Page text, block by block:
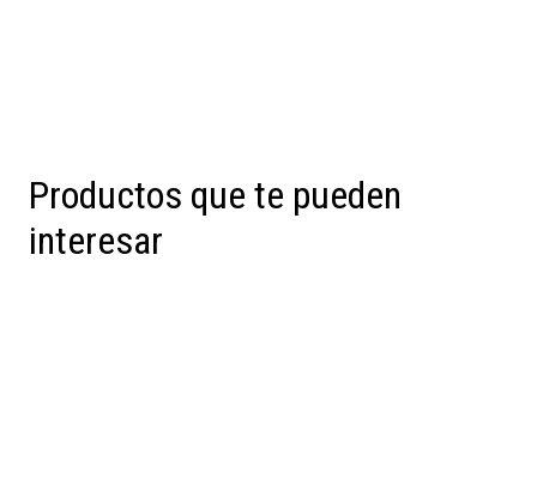
Productos que te pueden
interesar